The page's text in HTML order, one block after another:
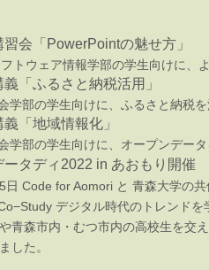
会「PowerPointの魅せ方」
トウェア情報学部の学生向けに、
「ふるさと納税活用」
学部の学生向けに、ふるさと納税
義「地域情報化」
学部の学生向けに、オープンデー
ータディ2022 in あおもり開催
日 Code for Aomori と 青森大学の
デジタル時代のトレンドを
青森市内・むつ市内の高校生を交
した。